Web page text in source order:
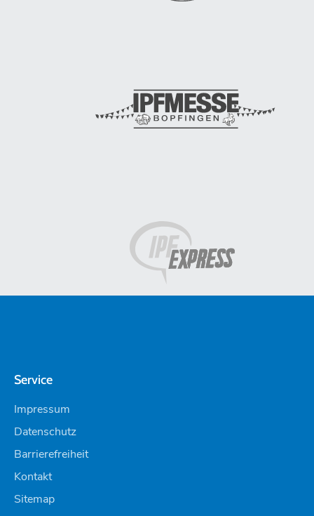
Service
Impressum
Datenschutz
Barrierefreiheit
Kontakt
Sitemap